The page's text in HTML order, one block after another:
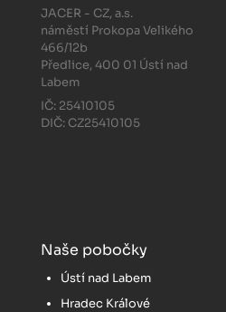
JACER - CZ, a.s.
náměstí Prokopa Velikého
466/12b
Předlice, 400 01 Ústí nad
Labem
IČ: 25410105
DIČ: CZ25410105
Naše pobočky
Ústí nad Labem
Hradec Králové